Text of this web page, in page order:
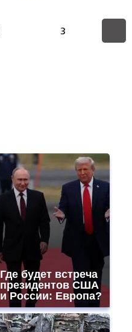
3
Где будет встреча
президентов США
и России: Европа?